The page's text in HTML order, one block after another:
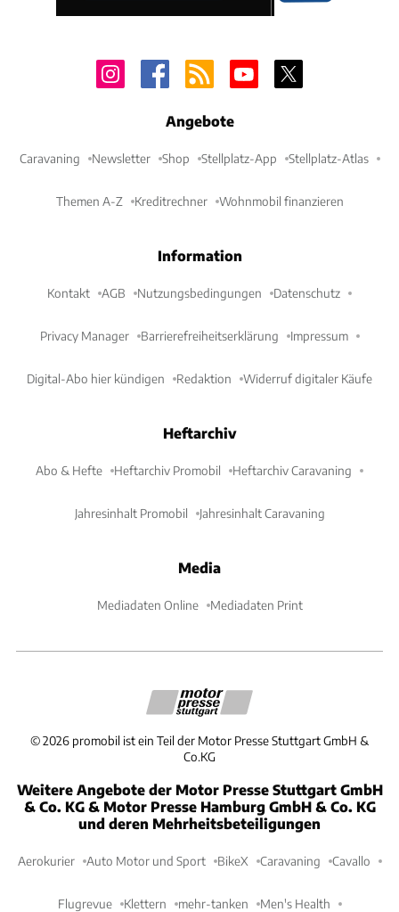
Angebote
Caravaning Newsletter Shop Stellplatz-App Stellplatz-Atlas
Themen A-Z Kreditrechner Wohnmobil finanzieren
Information
Kontakt AGB Nutzungsbedingungen Datenschutz
Privacy Manager Barrierefreiheitserklärung Impressum
Digital-Abo hier kündigen Redaktion Widerruf digitaler Käufe
Heftarchiv
Abo & Hefte Heftarchiv Promobil Heftarchiv Caravaning
Jahresinhalt Promobil Jahresinhalt Caravaning
Media
Mediadaten Online Mediadaten Print
©2026 promobil ist ein Teil der Motor Presse Stuttgart GmbH &
Co.KG
Weitere Angebote der Motor Presse Stuttgart GmbH
& Co. KG & Motor Presse Hamburg GmbH & Co. KG
und deren Mehrheitsbeteiligungen
Aerokurier Auto Motor und Sport BikeX Caravaning Cavallo
Flugrevue Klettern mehr-tanken Men's Health